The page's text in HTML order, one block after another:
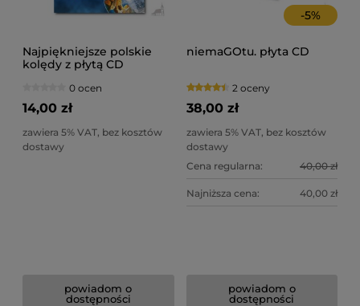
Naj­pięk­niej­sze pol­skie
kolędy z płytą CD
0 ocen
14,00 zł
zawiera 5% VAT, bez kosztów
dostawy
powiadom o
dostępności
-5%
niemaGOtu. płyta CD
2 oceny
38,00 zł
zawiera 5% VAT, bez kosztów
dostawy
Cena regularna:
40,00 zł
Najniższa cena: 40,00 zł
powiadom o
dostępności